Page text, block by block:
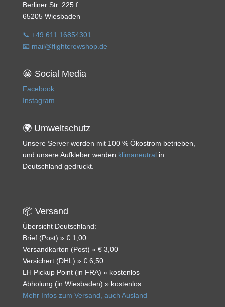
Berliner Str. 225 f
65205 Wiesbaden
📞 +49 611 16854301
📧 mail@flightcrewshop.de
😀 Social Media
Facebook
Instagram
🌍 Umweltschutz
Unsere Server werden mit 100 % Ökostrom betrieben,
und unsere Aufkleber werden klimaneutral in
Deutschland gedruckt.
📦 Versand
Übersicht Deutschland:
Brief (Post) » € 1,00
Versandkarton (Post) » € 3,00
Versichert (DHL) » € 6,50
LH Pickup Point (in FRA) » kostenlos
Abholung (in Wiesbaden) » kostenlos
Mehr Infos zum Versand, auch Ausland